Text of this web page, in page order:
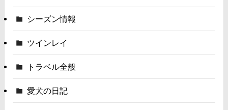
シーズン情報
ツインレイ
トラベル全般
愛犬の日記